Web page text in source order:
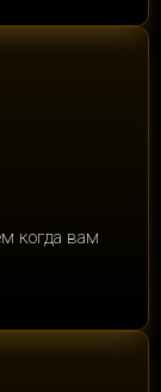
когда вам